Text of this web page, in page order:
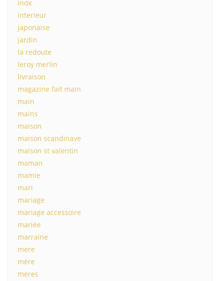
inox
interieur
japonaise
jardin
la redoute
leroy merlin
livraison
magazine fait main
main
mains
maison
maison scandinave
maison st valentin
maman
mamie
mari
mariage
mariage accessoire
mariée
marraine
mere
mère
meres